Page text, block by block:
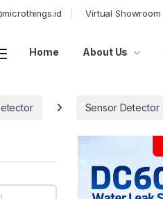
Virtual Showroom
Home About Us
Sensor Detector